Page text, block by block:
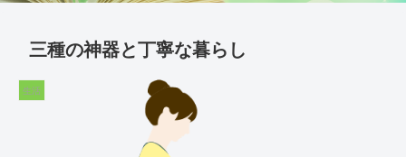
三種の神器と丁寧な暮らし
生活